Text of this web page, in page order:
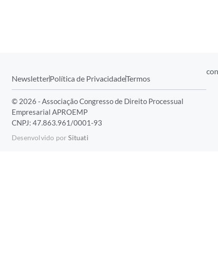
NewsletterPolítica de PrivacidadeTermos
© 2026 - Associação Congresso de Direito Processual
Empresarial APROEMP
CNPJ: 47.863.961/0001-93
Desenvolvido porSituati